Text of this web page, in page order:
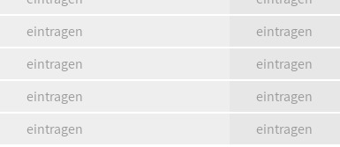
eintragen
eintragen
eintragen
eintragen
eintragen
eintragen
eintragen
eintragen